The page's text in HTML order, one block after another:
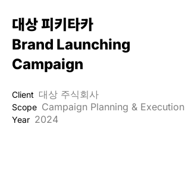
Client 대상 주식회사
Scope Campaign Planning & Execution
Year 2024
대상 피키타카
Brand Launching
Campaign